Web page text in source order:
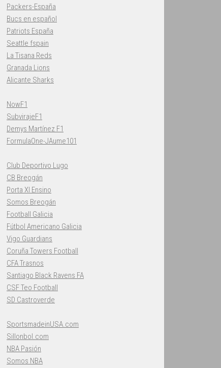
Packers-España
Bucs en español
Patriots España
Seattle fspain
La Tisana Reds
Granada Lions
Alicante Sharks
NowF1
SubvirajeF1
Demys Martínez F1
FormulaOne-JAume101
Club Deportivo Lugo
CB Breogán
Porta XI Ensino
Somos Breogán
Football Galicia
Fútbol Americano Galicia
Vigo Guardians
Coruña Towers Football
CFA Trasnos
Santiago Black Ravens FA
CSF Teo Football
SD Castroverde
SportsmadeinUSA.com
Sillonbol.com
NBA Pasión
Somos NBA